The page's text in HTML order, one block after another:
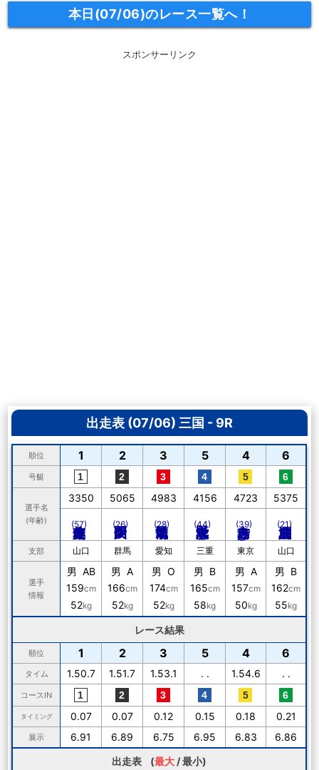
本日(07/06)のレース一覧へ！
スポンサーリンク
出走表 (07/06) 三国 - 9R
順位 1 2 3 5 4 6
号艇
選手名
(年齢)
3350 5065 4983 4156 4723 5375
(57) (26) (28) (44) (39) (21)
支部 山口 群馬 愛知 三重 東京 山口
選手
情報
男 AB
159cm
52kg
男 A
166cm
52kg
男 O
174cm
52kg
男 B
165cm
58kg
男 A
157cm
50kg
男 B
162cm
55kg
レース結果
順位 1 2 3 5 4 6
タイム 1.50.7 1.51.7 1.53.1 . . 1.54.6 . .
コースIN
タイミング 0.07 0.07 0.12 0.15 0.18 0.21
展示 6.91 6.89 6.75 6.95 6.83
6.86
出走表 (最大 /最小)